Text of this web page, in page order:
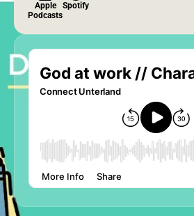
Apple
Podcasts
Spotify